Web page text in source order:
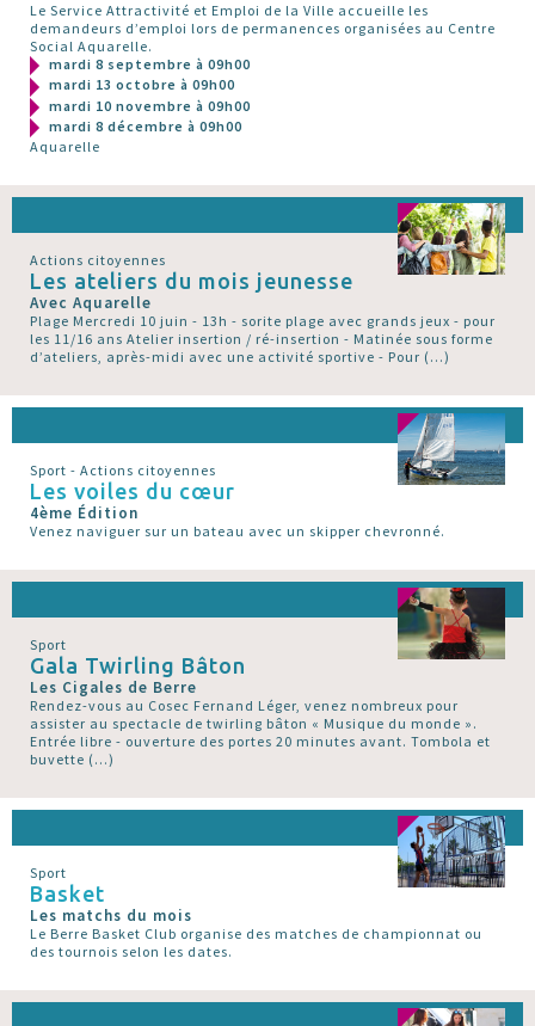
Le Service Attractivité et Emploi de la Ville accueille les
demandeurs d’emploi lors de permanences organisées au Centre
Social Aquarelle.
mardi 8 septembre à 09h00
mardi 13 octobre à 09h00
mardi 10 novembre à 09h00
mardi 8 décembre à 09h00
Aquarelle
Actions citoyennes
Les ateliers du mois jeunesse
Avec Aquarelle
Plage Mercredi 10 juin - 13h - sorite plage avec grands jeux - pour
les 11/16 ans Atelier insertion / ré-insertion - Matinée sous forme
d’ateliers, après-midi avec une activité sportive - Pour (…)
Sport - Actions citoyennes
Les voiles du cœur
4ème Édition
Venez naviguer sur un bateau avec un skipper chevronné.
Sport
Gala Twirling Bâton
Les Cigales de Berre
Rendez-vous au Cosec Fernand Léger, venez nombreux pour
assister au spectacle de twirling bâton « Musique du monde ».
Entrée libre - ouverture des portes 20 minutes avant. Tombola et
buvette (…)
Sport
Basket
Les matchs du mois
Le Berre Basket Club organise des matches de championnat ou
des tournois selon les dates.